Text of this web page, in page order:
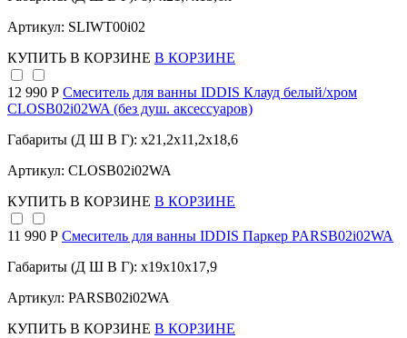
Артикул: SLIWT00i02
КУПИТЬ В КОРЗИНЕ В КОРЗИНЕ
12 990 Р Смеситель для ванны IDDIS Клауд белый/хром
CLOSB02i02WA (без душ. аксессуаров)
Габариты (Д Ш В Г): x21,2x11,2x18,6
Артикул: CLOSB02i02WA
КУПИТЬ В КОРЗИНЕ В КОРЗИНЕ
11 990 Р Смеситель для ванны IDDIS Паркер PARSB02i02WA
Габариты (Д Ш В Г): x19x10x17,9
Артикул: PARSB02i02WA
КУПИТЬ В КОРЗИНЕ В КОРЗИНЕ